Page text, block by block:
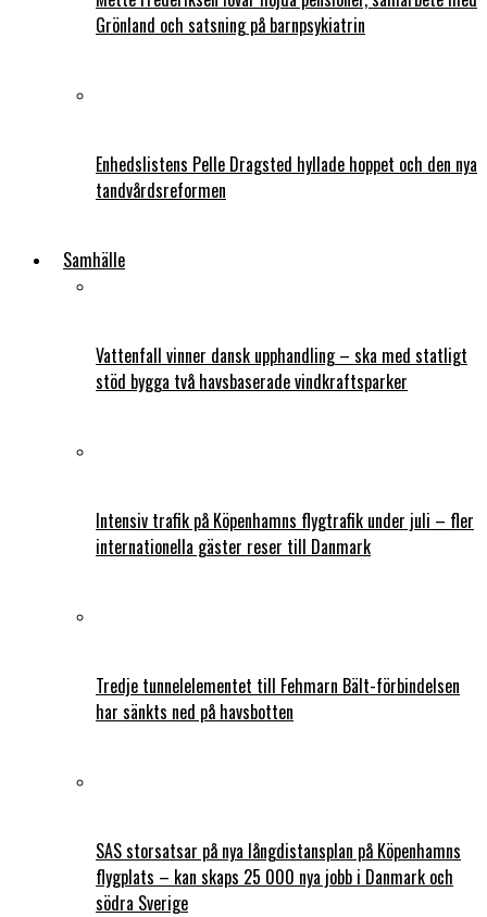
Grönland och satsning på barnpsykiatrin
Enhedslistens Pelle Dragsted hyllade hoppet och den nya
tandvårdsreformen
Samhälle
Vattenfall vinner dansk upphandling – ska med statligt
stöd bygga två havsbaserade vindkraftsparker
Intensiv trafik på Köpenhamns flygtrafik under juli – fler
internationella gäster reser till Danmark
Tredje tunnelelementet till Fehmarn Bält-förbindelsen
har sänkts ned på havsbotten
SAS storsatsar på nya långdistansplan på Köpenhamns
flygplats – kan skaps 25 000 nya jobb i Danmark och
södra Sverige